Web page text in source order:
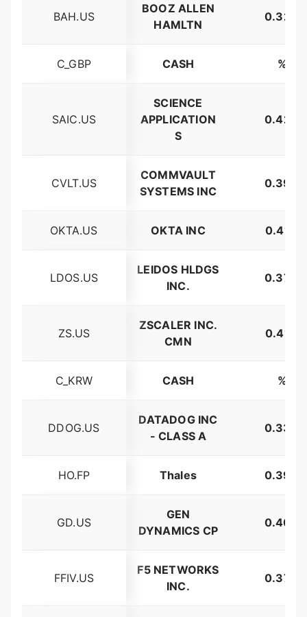
BAH.US
BOOZ ALLEN
HAMLTN
0.32%
C_GBP CASH %
SAIC.US
SCIENCE
APPLICATION
S
0.42%
CVLT.US
COMMVAULT
SYSTEMS INC
0.39%
OKTA.US OKTA INC 0.41%
LDOS.US
LEIDOS HLDGS
INC.
0.37%
ZS.US
ZSCALER INC.
CMN
0.41%
C_KRW CASH %
DDOG.US
DATADOG INC
- CLASS A
0.33%
HO.FP Thales 0.39%
GD.US
GEN
DYNAMICS CP
0.40%
FFIV.US
F5 NETWORKS
INC.
0.37%